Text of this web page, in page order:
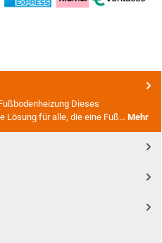
Dieses
Lösung für alle, die eine Fuß… Mehr